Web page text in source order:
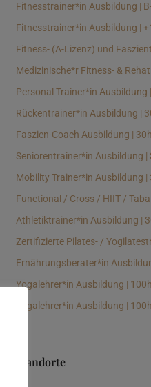
Fitnesstrainer*in Ausbildung |
Fitnesstrainer*in Ausbildung |
Fitness- (A-Lizenz) und
Medizinische*r Fitness- &
Personal Trainer*in Ausbildung
Rückentrainer*in Ausbildung |
Faszien-Coach Ausbildung | 30h
Seniorentrainer*in Ausbildung |
Mobility Trainer*in Ausbildung |
Functional / Cross / HIIT /
Athletiktrainer*in Ausbildung |
Zertifizierte Pilates- /
Ernährungsberater*in
Yogalehrer*in Ausbildung |
Yogalehrer*in Ausbildung |
Standorte